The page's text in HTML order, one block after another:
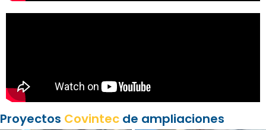
Proyectos Covintec de ampliaciones